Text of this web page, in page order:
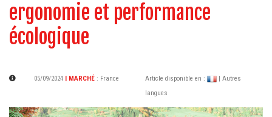
ergonomie et performance
écologique
05/09/2024 | MARCHÉ : France Article disponible en :
| Autres
langues